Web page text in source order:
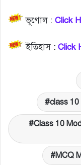
ভূগোল : Click
ইতিহাস : Click
class
Class 10
MCQ